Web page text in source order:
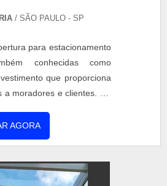
/ SÃO PAULO - SP
para estacionamento
conhecidas como
que proporciona
moradores e clientes. Os
chão e/ou em paredes
de polietileno. Os
concessionárias e
AGORA